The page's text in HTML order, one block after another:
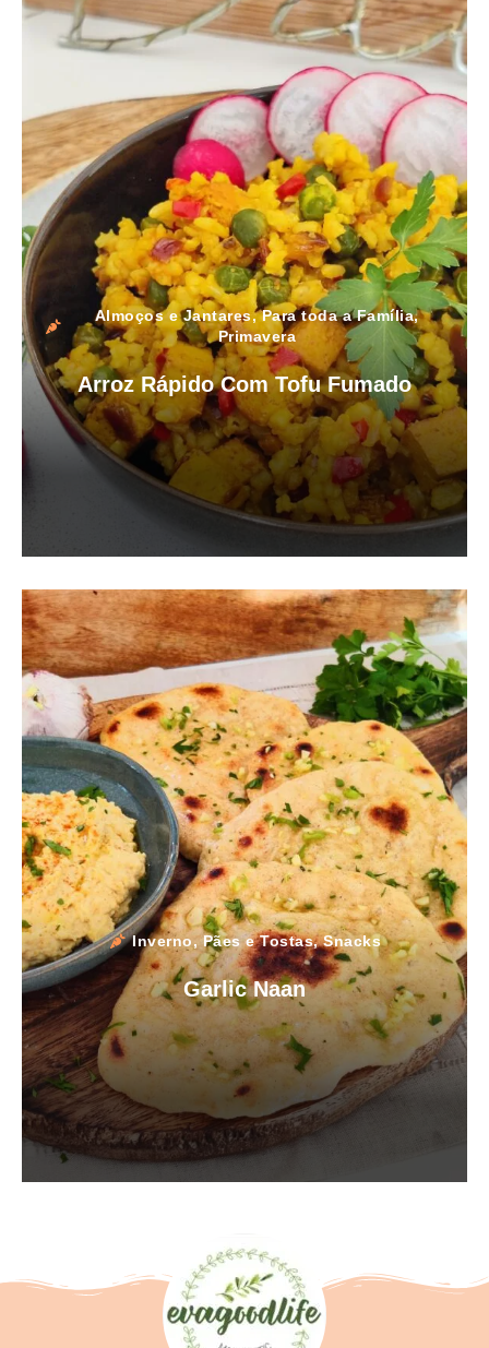
Almoços e Jantares,Para toda a Família,
Primavera
Arroz Rápido Com Tofu Fumado
Inverno,Pães e Tostas,Snacks
Garlic Naan